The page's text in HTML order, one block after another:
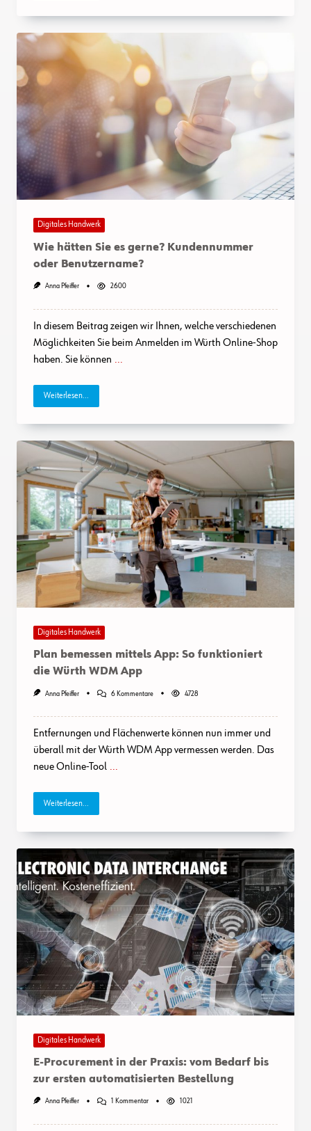
Digitales Handwerk
Wie hätten Sie es gerne? Kundennummer
oder Benutzername?
Anna Pfeiffer 2600
In diesem Beitrag zeigen wir Ihnen, welche verschiedenen
Möglichkeiten Sie beim Anmelden im Würth Online-Shop
haben. Sie können ...
Weiterlesen...
Digitales Handwerk
Plan bemessen mittels App: So funktioniert
die Würth WDM App
Anna Pfeiffer 6 KommentareZu
App:
So
Funktioniert
4728
Entfernungen und Flächenwerte können nun immer und
überall mit der Würth WDM App vermessen werden. Das
neue Online-Tool ...
Weiterlesen...
Digitales Handwerk
E-Procurement in der Praxis: vom Bedarf bis
zur ersten automatisierten Bestellung
Anna Pfeiffer 1 KommentarZu
1021